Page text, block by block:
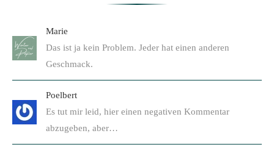
Marie
Das ist ja kein Problem. Jeder hat einen anderen
Geschmack.
Poelbert
Es tut mir leid, hier einen negativen Kommentar
abzugeben, aber…